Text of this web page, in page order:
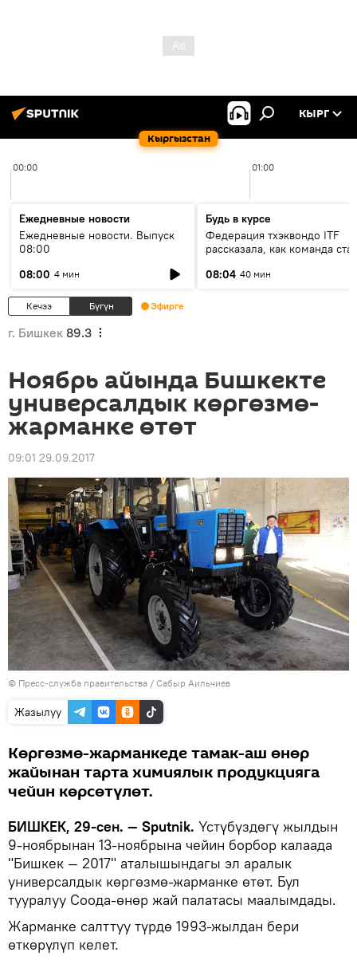
Кыргызстан
КЫРГ
00:00 01:00
Ежедневные новости
Ежедневные новости. Выпуск
08:00
08:00 4 мин
Будь в курсе
Федерация тхэквондо ITF
рассказала, как команда
08:04 40 мин
Кечээ Бүгүн Эфирге
г. Бишкек 89.3
Ноябрь айында Бишкекте
универсалдык көргөзмө-
жарманке өтөт
09:01 29.09.2017
© Пресс-служба правительства / Сабыр Аильчиев
Жазылуу
Көргөзмө-жарманкеде тамак-аш өнөр
жайынан тарта химиялык продукцияга
чейин көрсөтүлөт.
БИШКЕК, 29-сен. — Sputnik. Үстүбүздөгү жылдын
9-ноябрынан 13-ноябрына чейин борбор калаада
"Бишкек — 2017" аталышындагы эл аралык
универсалдык көргөзмө-жарманке өтөт. Бул
тууралуу Соода-өнөр жай палатасы маалымдады.
Жарманке салттуу түрдө 1993-жылдан бери
өткөрүлүп келет.